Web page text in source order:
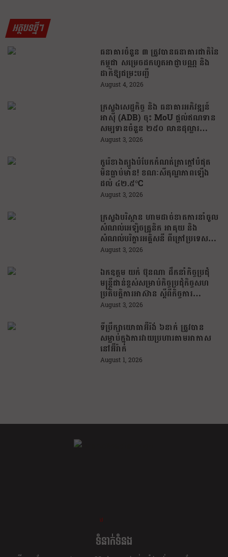
អត្ថបទថ្មីៗ
ធនាគារចំនួន ៣ ត្រូវបានធនាគារជាតិនៃ
កម្ពុជា សម្រេចដកហូតអាជ្ញាបណ្ណ និង
ដាក់ឱ្យជម្រះបញ្ជី
August 4, 2026
ក្រសួងសេដ្ឋកិច្ច និង ធនាគារអភិវឌ្ឍន៍
អាស៊ី (ADB) ចុះ MoU ផ្តល់ឥណទាន
សម្បទានចំនួន ២៥០ លានដុល្លារ
សម្រាប់គាំទ្រការអនុវត្តកម្មវិធីអន្តរាគមន៍
August 3, 2026
កូរ៉េខាងត្បូងបំបែកកំណត់ត្រាក្ដៅបំផុត
មិនធ្លាប់មាន! ខណៈសីតុណ្ហភាពឡើង
ដល់ ៤២.៥°C
August 3, 2026
ក្រសួងបរិស្ថាន ហាមដាច់ខាតការនាំចូល
សំណល់អេឡិចត្រូនិក អាគុយ និង
សំណល់បរិក្ខារអគ្គិសនី ពីក្រៅប្រទេស
ចូលមកម្ពុជា
August 3, 2026
ឯកឧត្តម យក់ ប៊ុនណា ដឹកនាំកិច្ចប្រជុំ
មន្ត្រីជាន់ខ្ពស់សម្រាប់កិច្ចប្រជុំកិច្ចសហ
ប្រតិបត្តិការអាស៊ាន ស្តីពីកិច្ចការ
មុខងារសាធារណៈលើកទី២៣ (23rd
August 3, 2026
ទីប្រឹក្សាយោធាអ៊ីរ៉ង់ ៦នាក់ ត្រូវបាន
សម្លាប់ក្នុងការវាយប្រហារតាមអាកាស
នៅអ៊ីរ៉ាក់
August 1, 2026
ខ្លឹម ខ្លី រហ័ស
ទំនាក់ទំនង